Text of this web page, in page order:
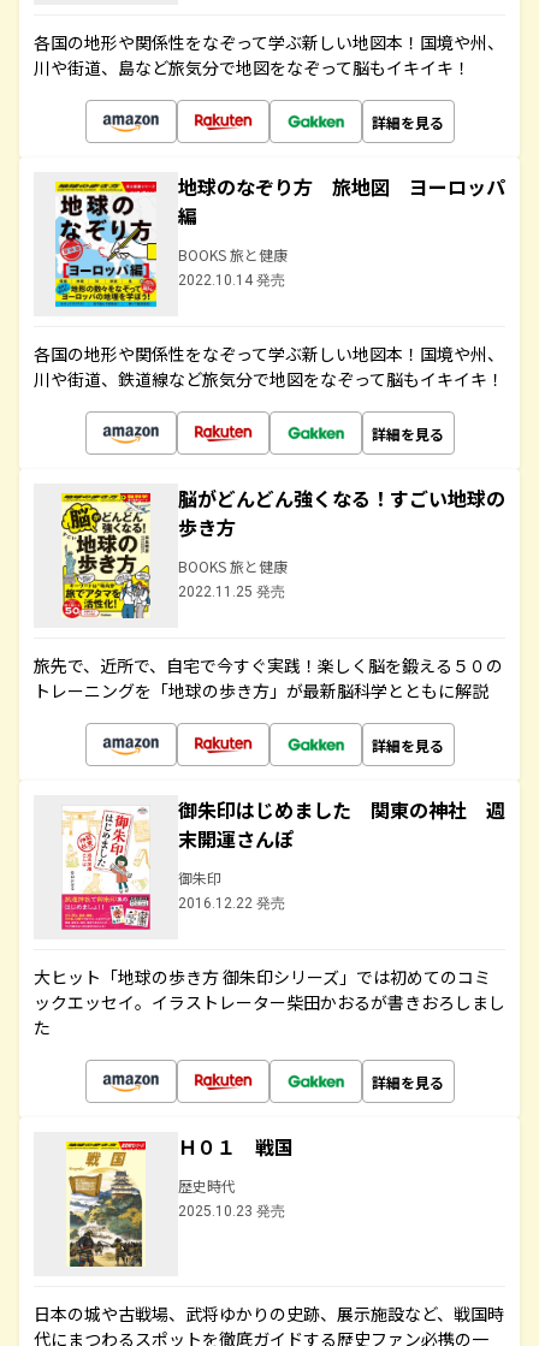
各国の地形や関係性をなぞって学ぶ新しい地図本！国境や州、
川や街道、島など旅気分で地図をなぞって脳もイキイキ！
詳細を見る
地球のなぞり方 旅地図 ヨーロッパ
編
BOOKS 旅と健康
2022.10.14 発売
各国の地形や関係性をなぞって学ぶ新しい地図本！国境や州、
川や街道、鉄道線など旅気分で地図をなぞって脳もイキイキ！
詳細を見る
脳がどんどん強くなる！すごい地球の
歩き方
BOOKS 旅と健康
2022.11.25 発売
旅先で、近所で、自宅で今すぐ実践！楽しく脳を鍛える５０の
トレーニングを「地球の歩き方」が最新脳科学とともに解説
詳細を見る
御朱印はじめました 関東の神社 週
末開運さんぽ
御朱印
2016.12.22 発売
大ヒット「地球の歩き方 御朱印シリーズ」では初めてのコミ
ックエッセイ。イラストレーター柴田かおるが書きおろしまし
た
詳細を見る
Ｈ０１ 戦国
歴史時代
2025.10.23 発売
日本の城や古戦場、武将ゆかりの史跡、展示施設など、戦国時
代にまつわるスポットを徹底ガイドする歴史ファン必携の一